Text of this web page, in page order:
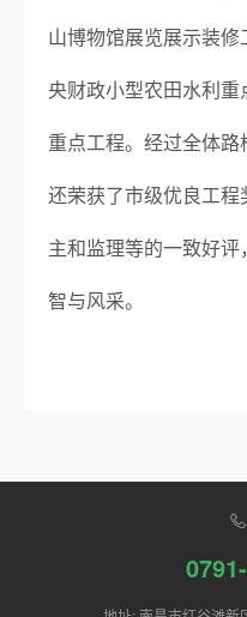
山博物馆展览展示装
央财政小型农田水利
重点工程。经过全体
还荣获了市级优良工
主和监理等的一致好
智与风采。